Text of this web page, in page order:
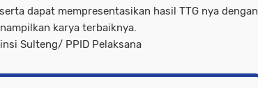
dapat mempresentasikan hasil TTG nya dengan
karya terbaiknya.
Sulteng/ PPID Pelaksana